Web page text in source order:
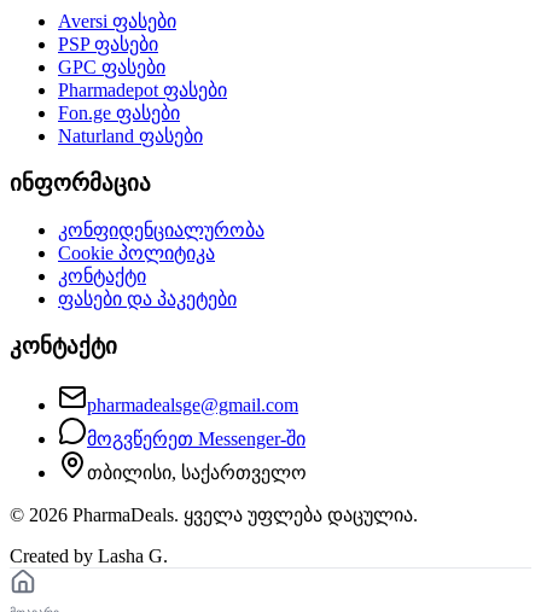
Aversi ფასები
PSPფასები
GPC ფასები
Pharmadepot ფასები
Fon.ge ფასები
Naturland ფასები
ინფორმაცია
კონფიდენციალურობა
Cookie პოლიტიკა
კონტაქტი
ფასები და პაკეტები
კონტაქტი
pharmadealsge@gmail.com
მოგვწერეთ Messenger-ში
თბილისი, საქართველო
© 2026 PharmaDeals. ყველა უფლება დაცულია.
Created by Lasha G.